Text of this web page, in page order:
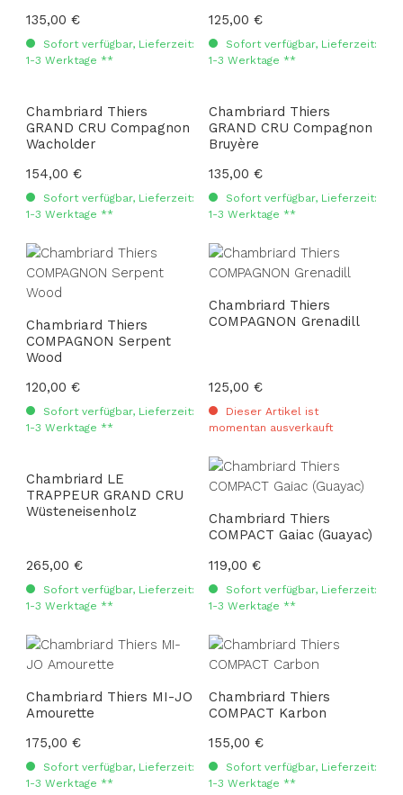
Regulärer Preis:
135,00 €
Sofort verfügbar, Lieferzeit:
1-3 Werktage **
Regulärer Preis:
125,00 €
Sofort verfügbar, Lieferzeit:
1-3 Werktage **
Chambriard Thiers
GRAND CRU Compagnon
Wacholder
Regulärer Preis:
154,00 €
Sofort verfügbar, Lieferzeit:
1-3 Werktage **
Chambriard Thiers
GRAND CRU Compagnon
Bruyère
Regulärer Preis:
135,00 €
Sofort verfügbar, Lieferzeit:
1-3 Werktage **
Chambriard Thiers
COMPAGNON Serpent
Wood
Regulärer Preis:
120,00 €
Sofort verfügbar, Lieferzeit:
1-3 Werktage **
Chambriard Thiers
COMPAGNON Grenadill
Regulärer Preis:
125,00 €
Dieser Artikel ist
momentan ausverkauft
Chambriard LE
TRAPPEUR GRAND CRU
Wüsteneisenholz
Regulärer Preis:
265,00 €
Sofort verfügbar, Lieferzeit:
1-3 Werktage **
Chambriard Thiers
COMPACT Gaiac (Guayac)
Regulärer Preis:
119,00 €
Sofort verfügbar, Lieferzeit:
1-3 Werktage **
Chambriard Thiers MI-JO
Amourette
Regulärer Preis:
175,00 €
Sofort verfügbar, Lieferzeit:
1-3 Werktage **
Chambriard Thiers
COMPACT Karbon
Regulärer Preis:
155,00 €
Sofort verfügbar, Lieferzeit:
1-3 Werktage **